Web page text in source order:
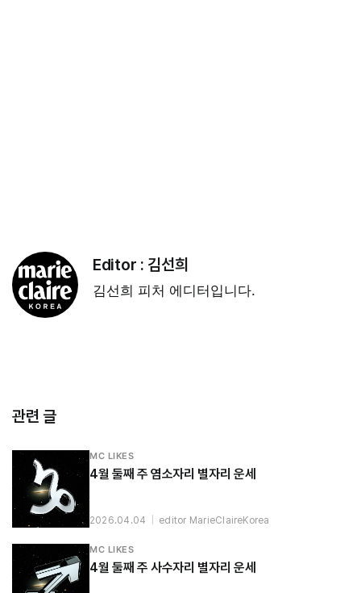
Editor : 김선희
김선희 피처 에디터입니다.
관련 글
MC LIKES
4월 둘째 주 염소자리 별자리 운세
2026.04.04 editor MarieClaireKorea
MC LIKES
4월 둘째 주 사수자리 별자리 운세